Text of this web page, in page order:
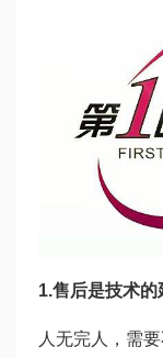
1.售后是技术的
人无完人，需